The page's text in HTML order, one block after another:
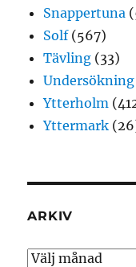
Snappertuna
Solf(567)
Tävling (33)
Undersökning
Ytterholm
Yttermark
ARKIV
Arkiv